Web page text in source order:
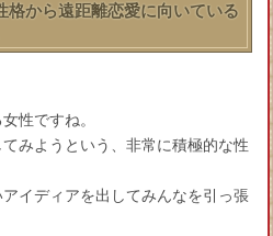
格から遠距離恋愛に向いている
性ですね。
みようという、非常に積極的な性
イディアを出してみんなを引っ張